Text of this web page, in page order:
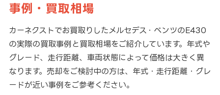
事例・買取相場
カーネクストでお買取りしたメルセデス・ベンツのE430
の実際の買取事例と買取相場をご紹介しています。年式や
グレード、走行距離、車両状態によって価格は大きく異
なります。売却をご検討中の方は、年式・走行距離・グレ
ードが近い事例をご参考ください。